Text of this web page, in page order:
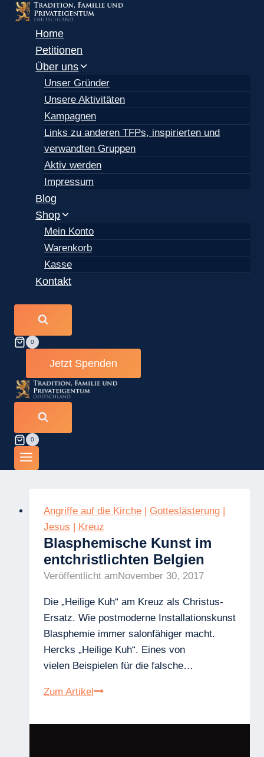
Zum
Inhalt
springenHome
Petitionen
Über uns
Unser Gründer
Unsere Aktivitäten
Kampagnen
Links zu anderen TFPs, inspirierten und
verwandten Gruppen
Aktiv werden
Impressum
Blog
Shop
Mein Konto
Warenkorb
Kasse
Kontakt
0
Jetzt Spenden
0
Angriffe auf die Kirche| Gotteslästerung|
Jesus
Kreuz
Blasphemische Kunst im
entchristlichten Belgien
Veröffentlicht amNovember 30, 2017
Die „Heilige Kuh“ am Kreuz als Christus-
Ersatz. Wie postmoderne Installationskunst
Blasphemie immer salonfähiger macht.
Hercks „Heilige Kuh“. Eines von
vielen Beispielen für die falsche…
Zum ArtikelBlasphemische
im